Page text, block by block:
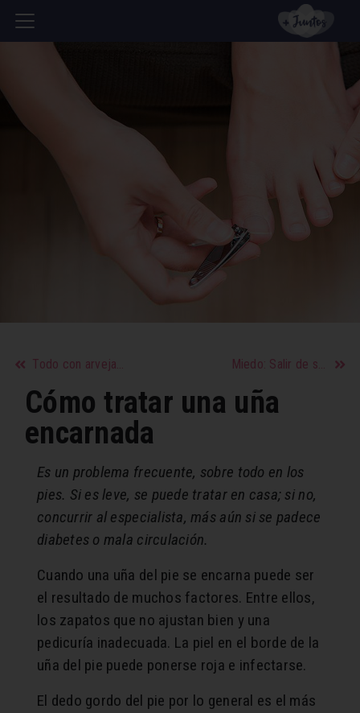
Todo con arvejas frescas, secas y en lata Miedo: Salir de sus trampas y desbloquearse
Cómo tratar una uña
encarnada
Es un problema frecuente, sobre todo en los
pies. Si es leve, se puede tratar en casa; si no,
concurrir al especialista, más aún si se padece
diabetes o mala circulación.
Cuando una uña del pie se encarna puede ser
el resultado de muchos factores. Entre ellos,
los zapatos que no ajustan bien y una
pedicuría inadecuada. La piel en el borde de la
uña del pie puede ponerse roja e infectarse.
El dedo gordo del pie por lo general es el más